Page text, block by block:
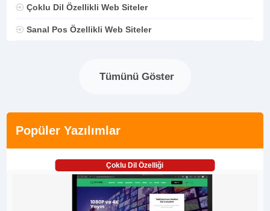
Çoklu Dil Özellikli Web Siteler
Sanal Pos Özellikli Web Siteler
Tümünü Göster
Popüler Yazılımlar
Çoklu Dil Özelliği